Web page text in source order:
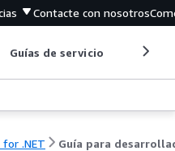
Contacte con nosotros
Guías de servicio
for .NET